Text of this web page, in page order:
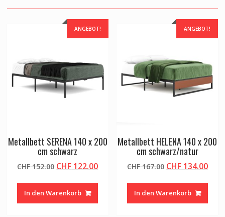
ANGEBOT!
Metallbett SERENA 140 x 200
cm schwarz
CHF152.00 Ursprünglicher
war:
CHF 152.00
CHF 122.00Aktueller
CHF 122.00.
In den Warenkorb
ANGEBOT!
Metallbett HELENA 140 x 200
cm schwarz/natur
CHF167.00 Ursprünglicher
war:
CHF 167.00
CHF134.00
In den Warenkorb